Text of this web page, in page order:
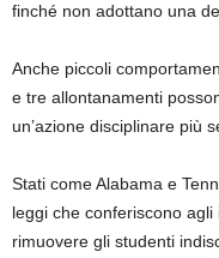
finché non adottano una
Anche piccoli
e tre allontanamenti
un’azione disciplinare più
Stati come Alabama e
leggi che conferiscono
rimuovere gli studenti